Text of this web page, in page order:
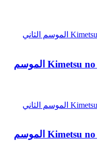
انمي قاتل الشياطين Kimetsu no Yaiba الموسم
انمي قاتل الشياطين Kimetsu no Yaiba الموسم